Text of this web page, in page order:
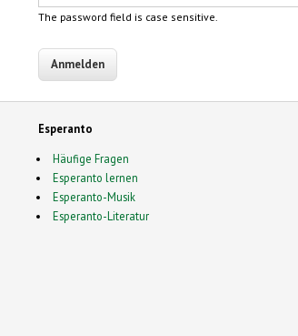
The password field is case sensitive.
Esperanto
Häufige Fragen
Esperanto lernen
Esperanto-Musik
Esperanto-Literatur